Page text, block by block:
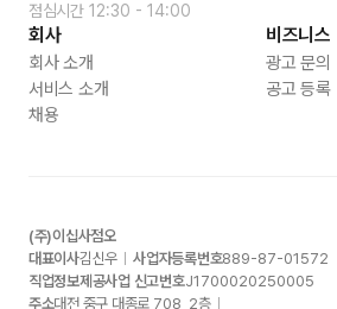
점심시간 12:30 - 14:00
회사
회사 소개
서비스 소개
채용
비즈니스
광고 문의
공고 등록
(주)이십사점오
대표이사김신우 사업자등록번호889-87-01572
직업정보제공사업 신고번호J1700020250005
주소대전 중구 대종로 708, 2층